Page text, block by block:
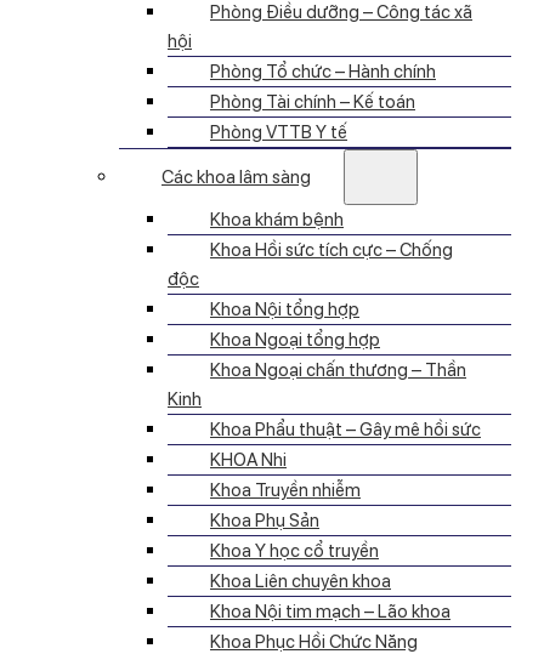
Phòng Điều dưỡng – Công tác xã
hội
Phòng Tổ chức – Hành chính
Phòng Tài chính – Kế toán
Phòng VTTB Y tế
Các khoa lâm sàng
Khoa khám bệnh
Khoa Hồi sức tích cực – Chống
độc
Khoa Nội tổng hợp
Khoa Ngoại tổng hợp
Khoa Ngoại chấn thương – Thần
Kinh
Khoa Phẩu thuật – Gây mê hồi sức
KHOA Nhi
Khoa Truyền nhiễm
Khoa Phụ Sản
Khoa Y học cổ truyền
Khoa Liên chuyên khoa
Khoa Nội tim mạch – Lão khoa
Khoa Phục Hồi Chức Năng